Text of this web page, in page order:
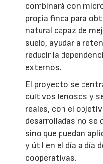
combinará con
propia finca para
natural capaz de
suelo, ayudar a
reducir la
externos.
El proyecto se
cultivos leñosos y
reales, con el
desarrolladas no se
sino que puedan
y útil en el día a día
cooperativas.